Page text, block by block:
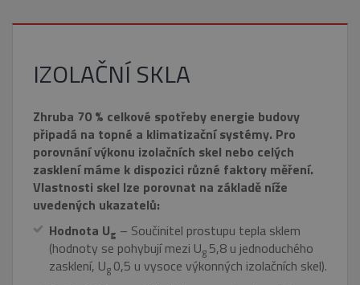
IZOLAČNÍ SKLA
Zhruba 70 % celkové spotřeby energie budovy
připadá na topné a klimatizační systémy. Pro
porovnání výkonu izolačních skel nebo celých
zasklení máme k dispozici různé faktory měření.
Vlastnosti skel lze porovnat na základě níže
uvedených ukazatelů:
Hodnota Ug – Součinitel prostupu tepla sklem
(hodnoty se pohybují mezi Ug 5,8 u jednoduchého
zasklení, Ug 0,5 u vysoce výkonných izolačních skel).